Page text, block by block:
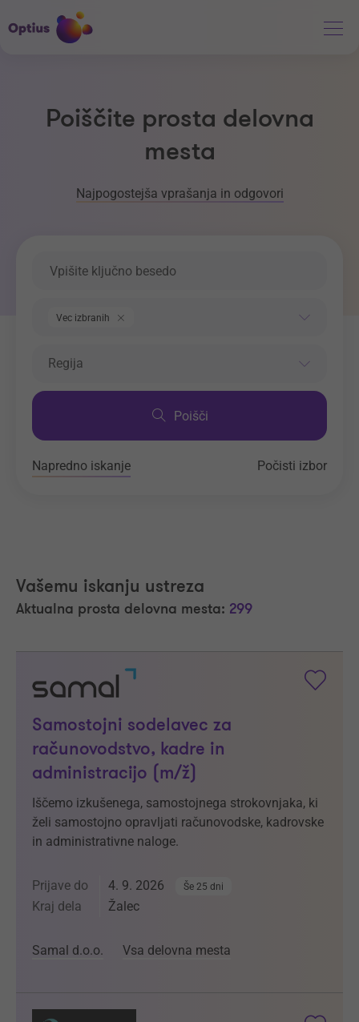
Poiščite prosta delovna
mesta
Najpogostejša vprašanja in odgovori
Vec izbranih
Regija
Poišči
Napredno iskanje Počisti izbor
Vašemu iskanju ustreza
Aktualna prosta delovna mesta: 299
Samostojni sodelavec za
računovodstvo, kadre in
administracijo (m/ž)
Iščemo izkušenega, samostojnega strokovnjaka, ki
želi samostojno opravljati računovodske, kadrovske
in administrativne naloge.
Prijave do 4. 9. 2026 Še 25 dni
Kraj dela Žalec
Samal d.o.o. Vsa delovna mesta